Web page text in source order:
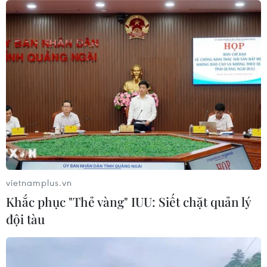
Miss Galaxy Vietnam 2026: Sân chơi
nhan sắc khác biệt với dấu ấn công
Nhịp điệu Samulnori vang
dội, Áo dài - Hanbok 'khoe sắc' bên
sông Hàn
Để di sản ướp trà sen Quảng An luôn
song hành cùng nhịp sống đương
vietnamplus.vn
Khắc phục "Thẻ vàng" IUU: Siết chặt quản lý
đội tàu